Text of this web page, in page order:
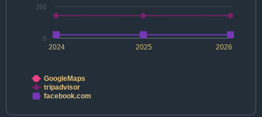
2024 2025 2026
0
250
GoogleMaps
tripadvisor
facebook.com